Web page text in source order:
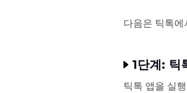
다음은 틱톡
1단계: 틱
틱톡 앱을 실